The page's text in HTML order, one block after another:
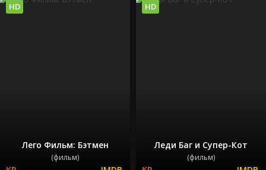
Лего Фильм: Бэтмен
(фильм)
HD
Леди Баг и Супер-Кот
(фильм)
HD